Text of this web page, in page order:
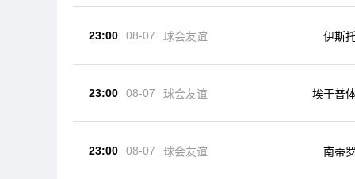
23:00 08-07 球会友谊 伊斯
23:00 08-07 球会友谊 埃于普
23:00 08-07 球会友谊 南蒂